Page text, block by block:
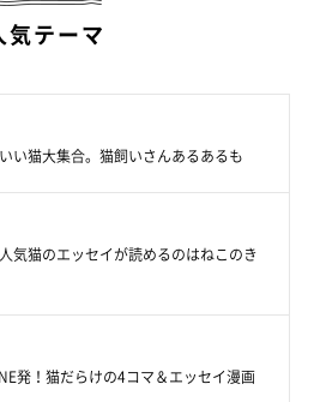
師から「10年もすれば落ち着くから、
気テーマ
い猫大集合。猫飼いさんあるあるも
気猫のエッセイが読めるのはねこのき
発！猫だらけの4コマ＆エッセイ漫画